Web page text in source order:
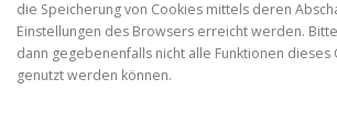
die Speicherung von Cookies mittels deren
Einstellungen des Browsers erreicht werden.
dann gegebenenfalls nicht alle Funktionen
genutzt werden können.